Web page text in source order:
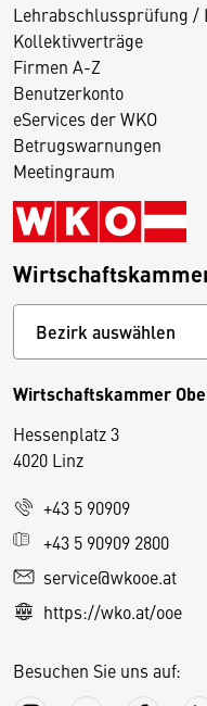
Lehrabschlussprüfung /
Kollektivverträge
Firmen A-Z
Benutzerkonto
eServices der WKO
Betrugswarnungen
Meetingraum
Wirtschaftskammer
Hessenplatz 3
4020 Linz
+43 5 90909
+43 5 90909 2800
service@wkooe.at
https://wko.at/ooe
Besuchen Sie uns auf:
D
e
s
S